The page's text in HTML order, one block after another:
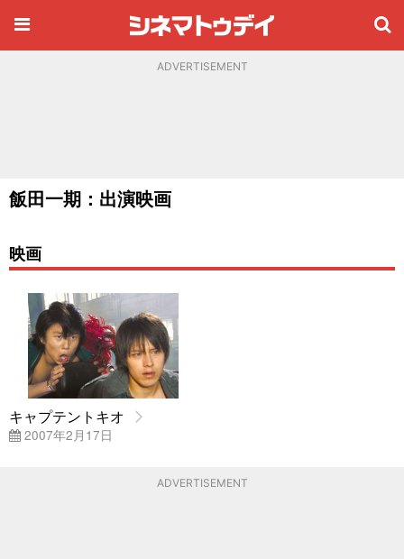
ADVERTISEMENT
飯田一期：出演映画
映画
キャプテントキオ
2007年2月17日
ADVERTISEMENT